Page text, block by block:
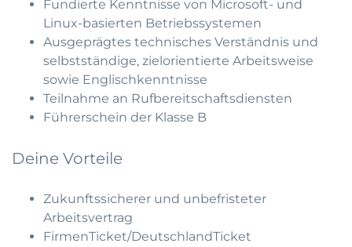
Fundierte Kenntnisse von Microsoft- und
Linux-basierten Betriebssystemen
Ausgeprägtes technisches Verständnis und
selbstständige, zielorientierte Arbeitsweise
sowie Englischkenntnisse
Teilnahme an Rufbereitschaftsdiensten
Führerschein der Klasse B
Deine Vorteile
Zukunftssicherer und unbefristeter
Arbeitsvertrag
FirmenTicket/DeutschlandTicket